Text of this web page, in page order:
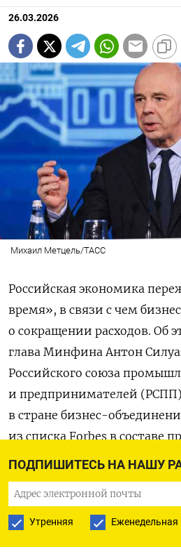
ПОДПИШИТЕСЬ НА НАШУ
Утренняя Еженедельная
26.03.2026
Михаил Метцель/ТАСС
Российская экономика
время», в связи с чем
о сокращении расходов. Об
глава Минфина Антон
Российского союза
и предпринимателей
в стране бизнес-
из списка Forbes в составе
«Сегодня как раз то время,
задуматься о своей
И вот как раз вопрос